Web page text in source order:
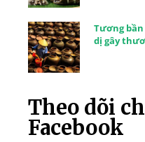
Tương
dị gây
Theo dõi
Facebook